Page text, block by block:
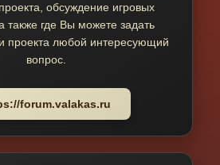
обсуждение игровых
также где Вы можете задать
проекта любой интересующий
вопрос.
forum.valakas.ru